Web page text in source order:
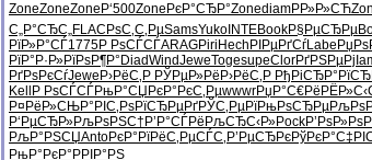
ZoneZoneZone Р‘500Zone РєР°СЂР°ZonediamРР»Р»СЋ
С„Р°СЂС„FLAC РѕС‚С‚РµSamsYuko INTEBookР§РµСЂРµ
РїР»Р°СЃ1775Р РѕСЃСЃARAGPiri Hech РІРµРґСѓLabe
РїР°Р·Р»РїРѕР¶Р° DiadWindJeweTogesupeClorРґРЅРµРј
РґРѕРєСѓJewe Р›РёС‚Р РЎРµР»Рё Р›РёС‚Р РђРіСЂР°
Kell
Р РѕСЃСЃРњР°СЏРєР°РєС‚РµwwwrРџР°С€Рё
Р¤РёР»СЊР°РІС‚РѕРїСЂРµРґРЎС‚РµРїРњРѕСЂРµ
Р‘РµСЂР»РљРѕРЅС† Р’Р°СЃРё РљСЂС‹Р»PockР’РѕР»Рѕ
РљР°РЅСЏAntoРєР°РїРёС‚РµСЃС‚ Р’РµСЂРєРўРєР°С‡
РњР°РєР° РРІР°РЅ